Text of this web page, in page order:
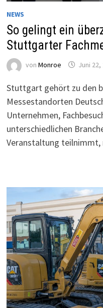
NEWS
So gelingt ein
Stuttgarter
von Monroe Juni 22,
Stuttgart gehört zu den
Messestandorten
Unternehmen,
unterschiedlichen
Veranstaltung